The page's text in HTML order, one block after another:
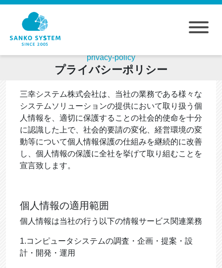
privacy-policy
プライバシーポリシー
三幸システム株式会社は、当社の業務である様々な
システムソリューションの提供において取り扱う個
人情報を、適切に保護することの社会的使命を十分
に認識した上で、社会的要請の変化、経営環境の変
動等について個人情報保護の仕組みを継続的に改善
し、個人情報の保護に全社を挙げて取り組むことを
宣言致します。
個人情報の適用範囲
個人情報は当社の行う以下の情報サービス関連業務
1.コンピュータシステムの調査・企画・提案・設
計・開発・運用